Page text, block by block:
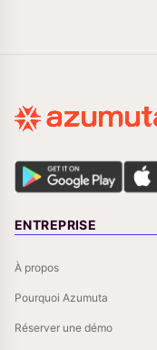
ENTREPRISE
À propos
Pourquoi Azumuta
Réserver une démo